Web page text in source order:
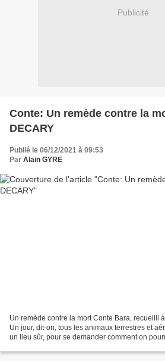
Publicité
Conte: Un remède contre la
DECARY
Publié le 06/12/2021 à 09:53
Par Alain GYRE
Un remède contre la mort Conte Bara, recueilli
Un jour, dit-on, tous les animaux terrestres et
un lieu sûr, pour se demander comment on